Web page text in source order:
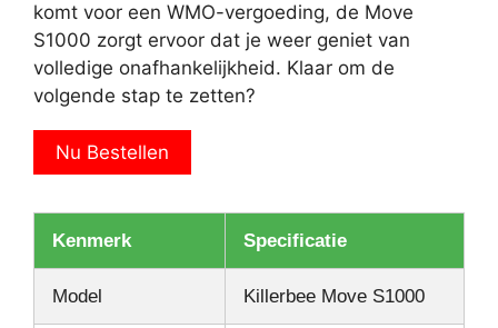
komt voor een WMO-vergoeding, de Move
S1000 zorgt ervoor dat je weer geniet van
volledige onafhankelijkheid. Klaar om de
volgende stap te zetten?
Nu Bestellen
Kenmerk Specificatie
Model Killerbee Move S1000